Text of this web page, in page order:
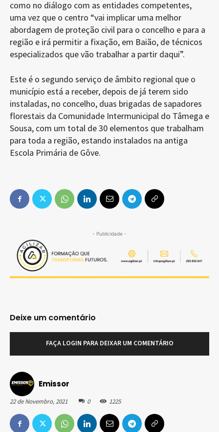
Emissor
22 de Novembro, 2021 0 1225
como no diálogo com as entidades competentes,
uma vez que o centro “vai implicar uma melhor
abordagem de proteção civil para o concelho e para a
região e irá permitir a fixação, em Baião, de técnicos
especializados que vão trabalhar a partir daqui”.
Este é o segundo serviço de âmbito regional que o
município está a receber, depois de já terem sido
instaladas, no concelho, duas brigadas de sapadores
florestais da Comunidade Intermunicipal do Tâmega e
Sousa, com um total de 30 elementos que trabalham
para toda a região, estando instalados na antiga
Escola Primária de Gôve.
- Publicidade -
Deixe um comentário
FAÇA LOGIN PARA DEIXAR UM COMENTÁRIO